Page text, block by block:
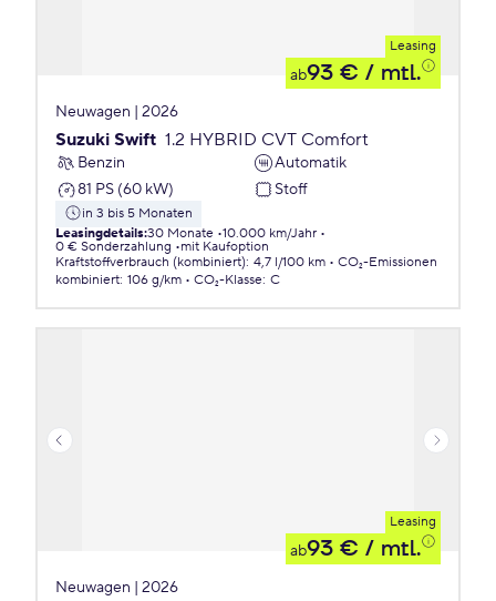
Leasing
ab93 € / mtl.
Neuwagen | 2026
Suzuki Swift 1.2 HYBRID CVT Comfort
Benzin
Automatik
81 PS (60 kW)
Stoff
in 3 bis 5 Monaten
Leasingdetails:30 Monate 10.000 km/Jahr
0 € Sonderzahlung
mit Kaufoption
Kraftstoffverbrauch (kombiniert): 4,7 l/100 km
CO₂-Emissionen
kombiniert: 106 g/km CO₂-Klasse: C
Leasing
ab93 € / mtl.
Neuwagen | 2026